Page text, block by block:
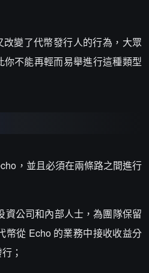
變了代幣發行人的行為，大眾
不能再輕而易舉進行這種類型
，並且必須在兩條路之間進行
資公司和內部人士，為團隊保留
幣從 Echo 的業務中接收收益分
；